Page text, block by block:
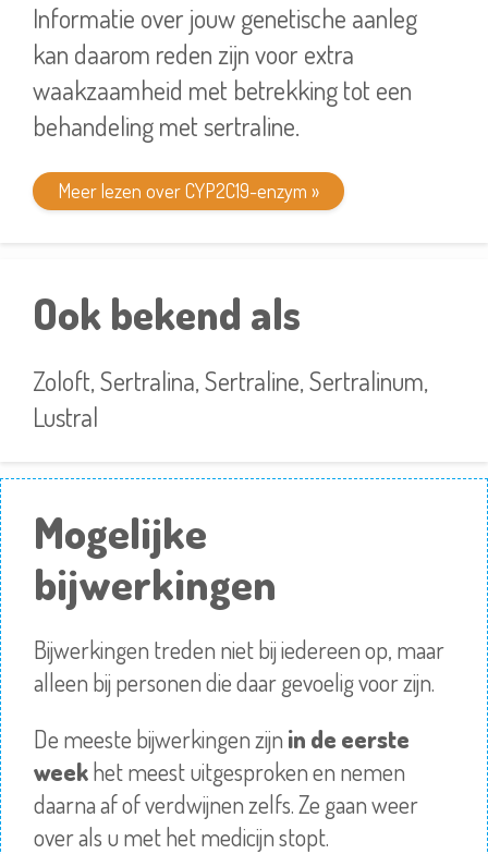
Informatie over jouw genetische aanleg
kan daarom reden zijn voor extra
waakzaamheid met betrekking tot een
behandeling met sertraline.
Meer lezen over CYP2C19-enzym »
Ook bekend als
Zoloft, Sertralina, Sertraline, Sertralinum,
Lustral
Mogelijke
bijwerkingen
Bijwerkingen treden niet bij iedereen op, maar
alleen bij personen die daar gevoelig voor zijn.
De meeste bijwerkingen zijn in de eerste
weekhet meest uitgesproken en nemen
daarna af of verdwijnen zelfs. Ze gaan weer
over als u met het medicijn stopt.